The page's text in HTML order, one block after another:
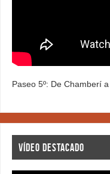
Paseo 5º: De Chamberí
VÍDEO DESTACADO